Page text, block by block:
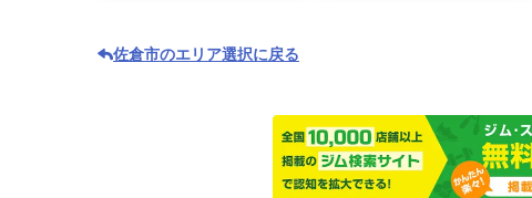
佐倉市のエリア選択に戻る